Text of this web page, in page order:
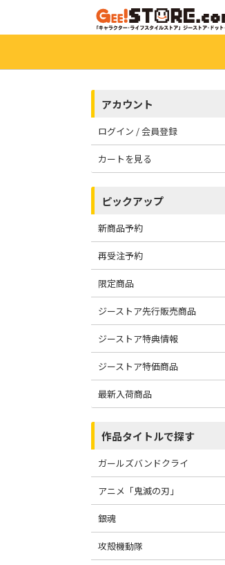
アカウント
ログイン / 会員登録
カートを見る
ピックアップ
新商品予約
再受注予約
限定商品
ジーストア先行販売商品
ジーストア特典情報
ジーストア特価商品
最新入荷商品
作品タイトルで探す
ガールズバンドクライ
アニメ「鬼滅の刃」
銀魂
攻殻機動隊